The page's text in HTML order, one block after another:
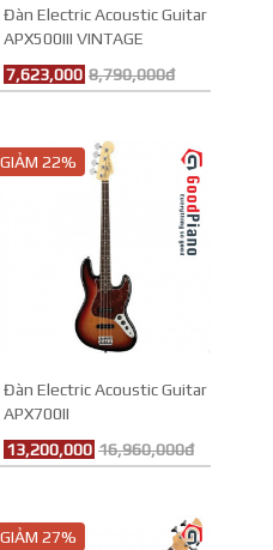
Đàn Electric Acoustic Guitar
APX500III VINTAGE
SUNBURST
7,623,000 8,790,000đ
GIẢM 22%
Đàn Electric Acoustic Guitar
APX700II
13,200,000 16,960,000đ
GIẢM 27%